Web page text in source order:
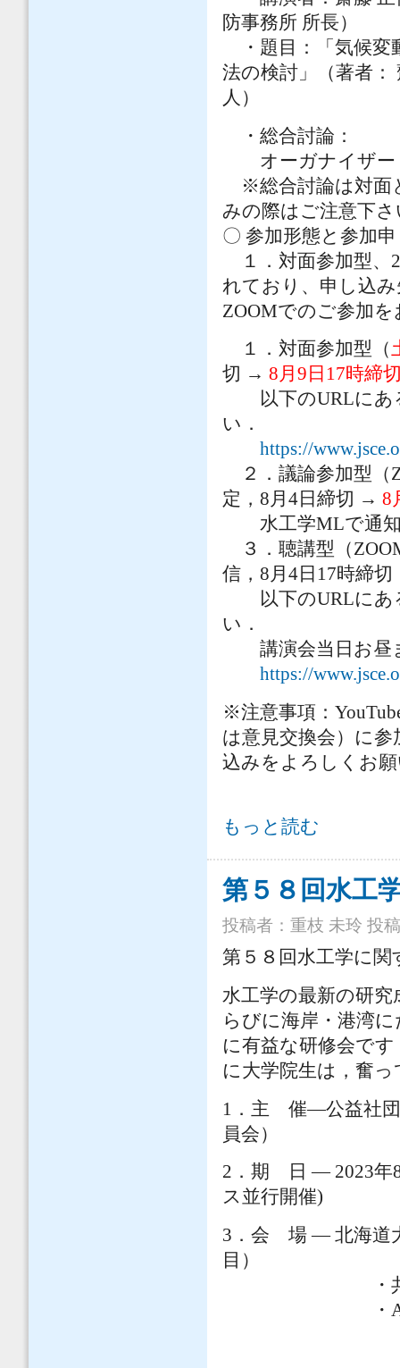
防事務所 所長）
・題目：「気候変
法の検討」（著者：
人）
・総合討論：
オーガナイザー
※総合討論は対面
みの際はご注意下
〇 参加形態と参加
１．対面参加型、
れており、申し込
ZOOMでのご参加
１．対面参加型（
切 → 8月9日17時締
以下のURLにあ
い．
https://
２．議論参加型（
定，8月4日締切 → 8
水工学MLで通知
３．聴講型（
信，8月4日17時締
以下のURLにあ
い．
講演会当日お昼
https://
※注意事項：
は意見交換会）に
込みをよろしくお
【第22回水工学オンライン連続講演
もっと読む
第５８回水工
投稿者： 重枝 未玲 投
第５８回水工学に関
水工学の最新の研
らびに海岸・港湾
に有益な研修会で
に大学院生は，奮
1．主 催―公益社団
員会）
2．期 日 ― 2023年
ス並行開催)
3．会 場 ― 北海道
目）
・共通講
・A・Bコ